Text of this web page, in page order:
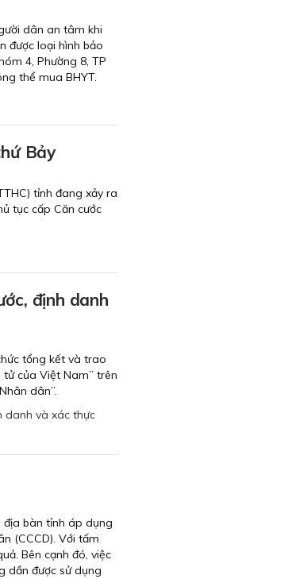
dân an tâm khi
được loại hình bảo
4, Phường 8, TP
thể mua BHYT.
Bảy
tỉnh đang xảy ra
tục cấp Căn cước
định danh
tổng kết và trao
của Việt Nam” trên
dân”.
danh và xác thực
địa bàn tỉnh áp dụng
(CCCD). Với tấm
Bên cạnh đó, việc
dần được sử dụng